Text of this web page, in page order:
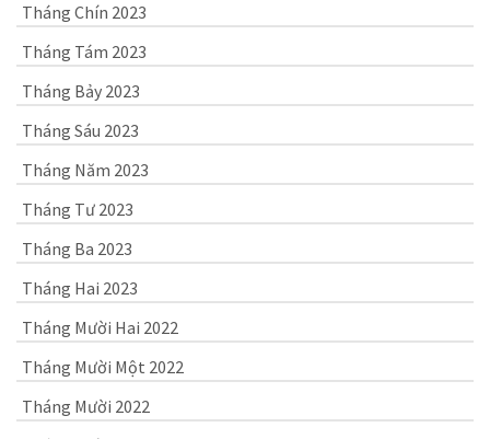
Tháng Chín 2023
Tháng Tám 2023
Tháng Bảy 2023
Tháng Sáu 2023
Tháng Năm 2023
Tháng Tư 2023
Tháng Ba 2023
Tháng Hai 2023
Tháng Mười Hai 2022
Tháng Mười Một 2022
Tháng Mười 2022